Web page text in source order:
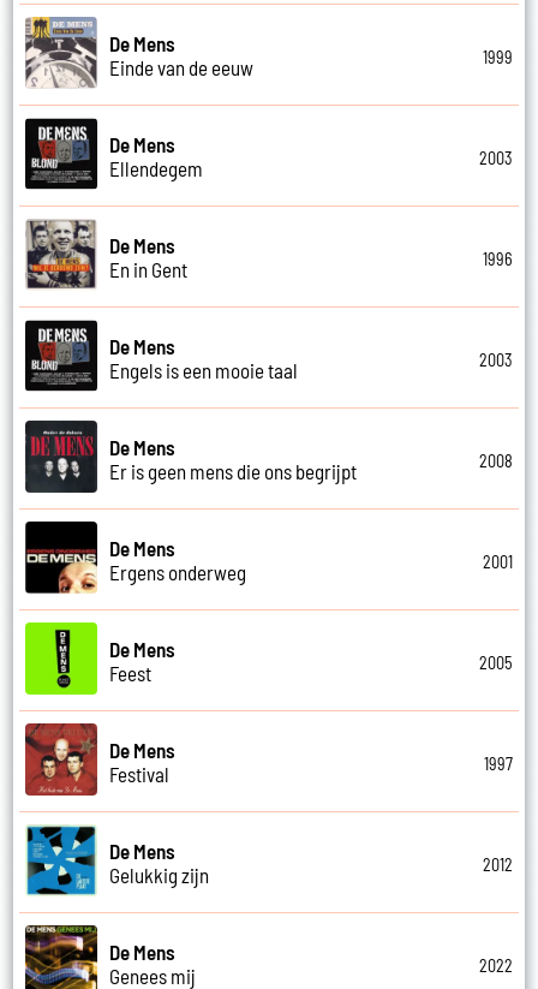
De Mens
Einde van de eeuw
1999
De Mens
Ellendegem
2003
De Mens
En in Gent
1996
De Mens
Engels is een mooie taal
2003
De Mens
Er is geen mens die ons begrijpt
2008
De Mens
Ergens onderweg
2001
De Mens
Feest
2005
De Mens
Festival
1997
De Mens
Gelukkig zijn
2012
De Mens
Genees mij
2022